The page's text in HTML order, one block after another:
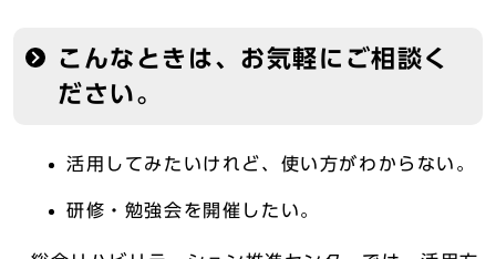
こんなときは、お気軽にご相談く
ださい。
活用してみたいけれど、使い方がわからない。
研修・勉強会を開催したい。